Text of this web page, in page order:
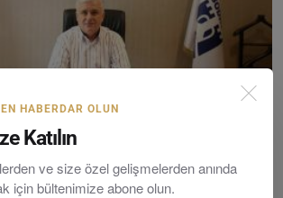
2018 0
HABERDAR OLUN
Katılın
ve size özel gelişmelerden anında
için bültenimize abone olun.